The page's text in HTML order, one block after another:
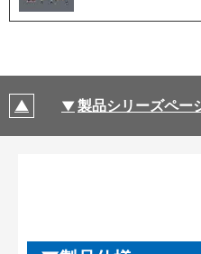
製品シリーズペー